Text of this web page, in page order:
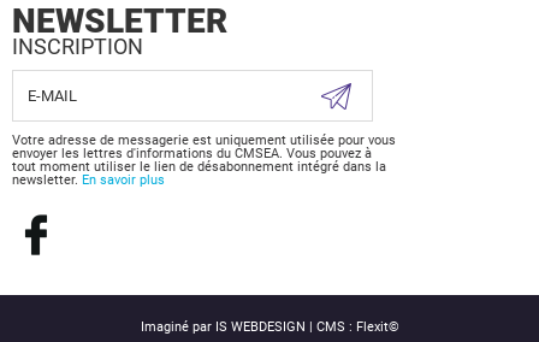
NEWSLETTER
INSCRIPTION
Votre adresse de messagerie est uniquement utilisée pour vous
envoyer les lettres d'informations du CMSEA. Vous pouvez à
tout moment utiliser le lien de désabonnement intégré dans la
newsletter. En savoir plus
Imaginé par IS WEBDESIGN | CMS : Flexit©